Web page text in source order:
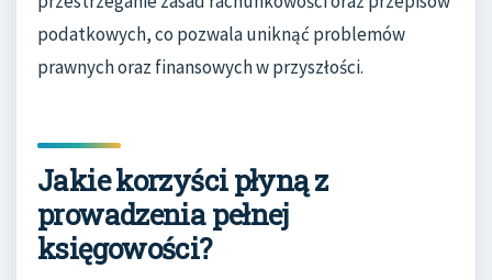
podatkowych, co pozwala uniknąć problemów
prawnych oraz finansowych w przyszłości.
Jakie korzyści płyną z
prowadzenia pełnej
księgowości?